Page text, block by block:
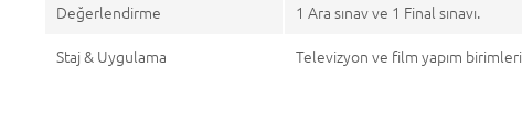
Değerlendirme
1 Ara sınav ve 1 Final sınavı.
Staj & Uygulama
Televizyon ve film yapım